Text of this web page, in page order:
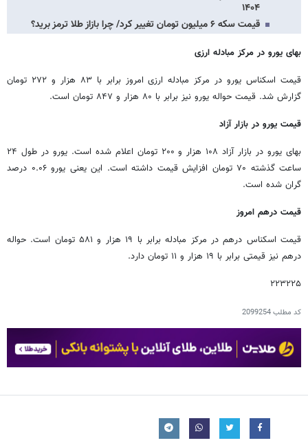
۱۴۰۴
قیمت سکه ۶ میلیون تومان تغییر کرد/ چرا بازاز طلا ترمز برید؟
بهای یورو در مرکز مبادله ارزی
قیمت اسکناس یورو در مرکز مبادله ارزی امروز برابر با ۸۳ هزار و ۲۷۲ تومان
گزارش شد. قیمت حواله یورو نیز برابر با ۸۰ هزار و ۸۴۷ تومان است.
قیمت یورو در بازار آزاد
بهای یورو در بازار آزاد ۱۰۸ هزار و ۲۰۰ تومان اعلام شده است. یورو در طول ۲۴
ساعت گذشته ۷۰ تومان افزایش قیمت داشته است. این یعنی یورو ۰.۰۶ درصد
گران شده است.
قیمت درهم امروز
قیمت اسکناس درهم در مرکز مبادله برابر با ۱۹ هزار و ۵۸۱ تومان است. حواله
درهم نیز قیمتی برابر با ۱۹ هزار و ۱۱ تومان دارد.
۲۲۳۲۲۵
کد مطلب2099254